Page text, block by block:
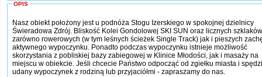
OPIS
Nasz obiekt położony jest u podnóża Stogu Izerskiego w spokojnej dzielnicy
Świeradowa Zdrój. Bliskość Kolei Gondolowej SKI SUN oraz licznych szklaków
zarówno rowerowych (w tym leśnych ścieżek Single Track) jak i pieszych
aktywnego wypoczynku. Ponadto podczas wypoczynku istnieje możliwość
skorzystania z pobliskiej bazy zabiegowej w Klinice Młodości, jak i masaży na
miejscu w obiekcie. Jeśli chcecie Państwo odpocząć od zgiełku miasta i
udany wypoczynek z rodziną lub przyjaciółmi - zapraszamy do nas.